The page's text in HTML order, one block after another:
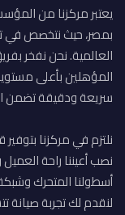
يعتبر مركزنا من
بمصر، حيث نتخصص في
العالمية. نحن نفخر
المؤهلين بأعلى
سريعة ودقيقة تضمن
نلتزم في مركزنا
نصب أعيننا راحة
أسطولنا المتحرك
لنقدم لك تجربة صيانة